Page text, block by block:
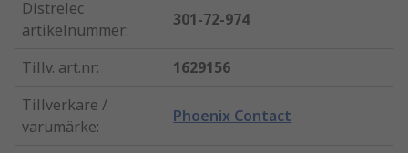
Distrelec
artikelnummer:
301-72-974
Tillv. art.nr:
1629156
Tillverkare /
varumärke:
Phoenix Contact